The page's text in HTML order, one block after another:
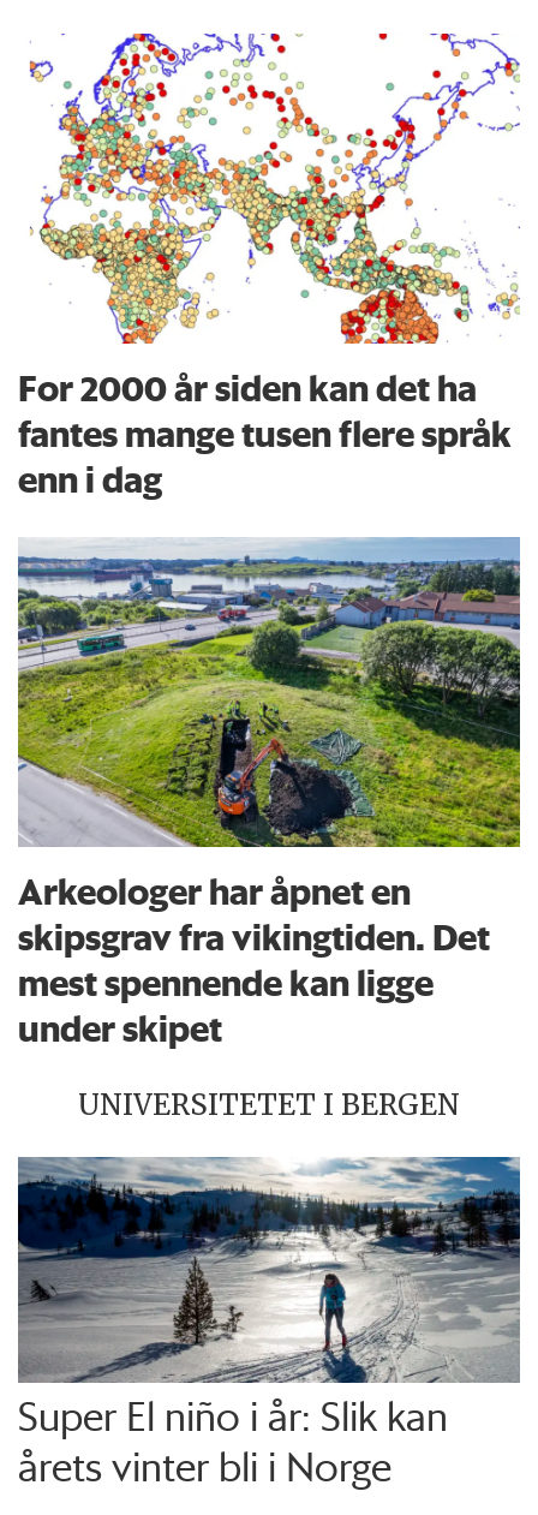
For 2000 år siden kan det ha
fantes mange tusen flere språk
enn i dag
Arkeologer har åpnet en
skipsgrav fra vikingtiden. Det
mest spennende kan ligge
under skipet
UNIVERSITETET I BERGEN
Super El niño i år: Slik kan
årets vinter bli i Norge